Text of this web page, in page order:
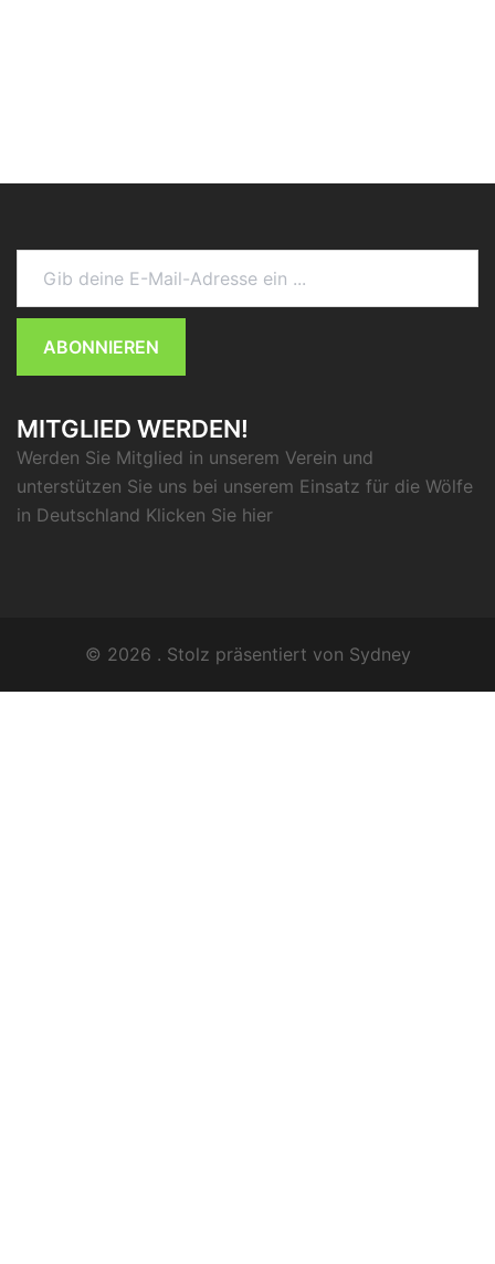
Gib deine E-Mail-Adresse ein ...
ABONNIEREN
MITGLIED WERDEN!
Werden Sie Mitglied in unserem Verein und
unterstützen Sie uns bei unserem Einsatz für die Wölfe
in Deutschland Klicken Sie hier
© 2026 . Stolz präsentiert von Sydney